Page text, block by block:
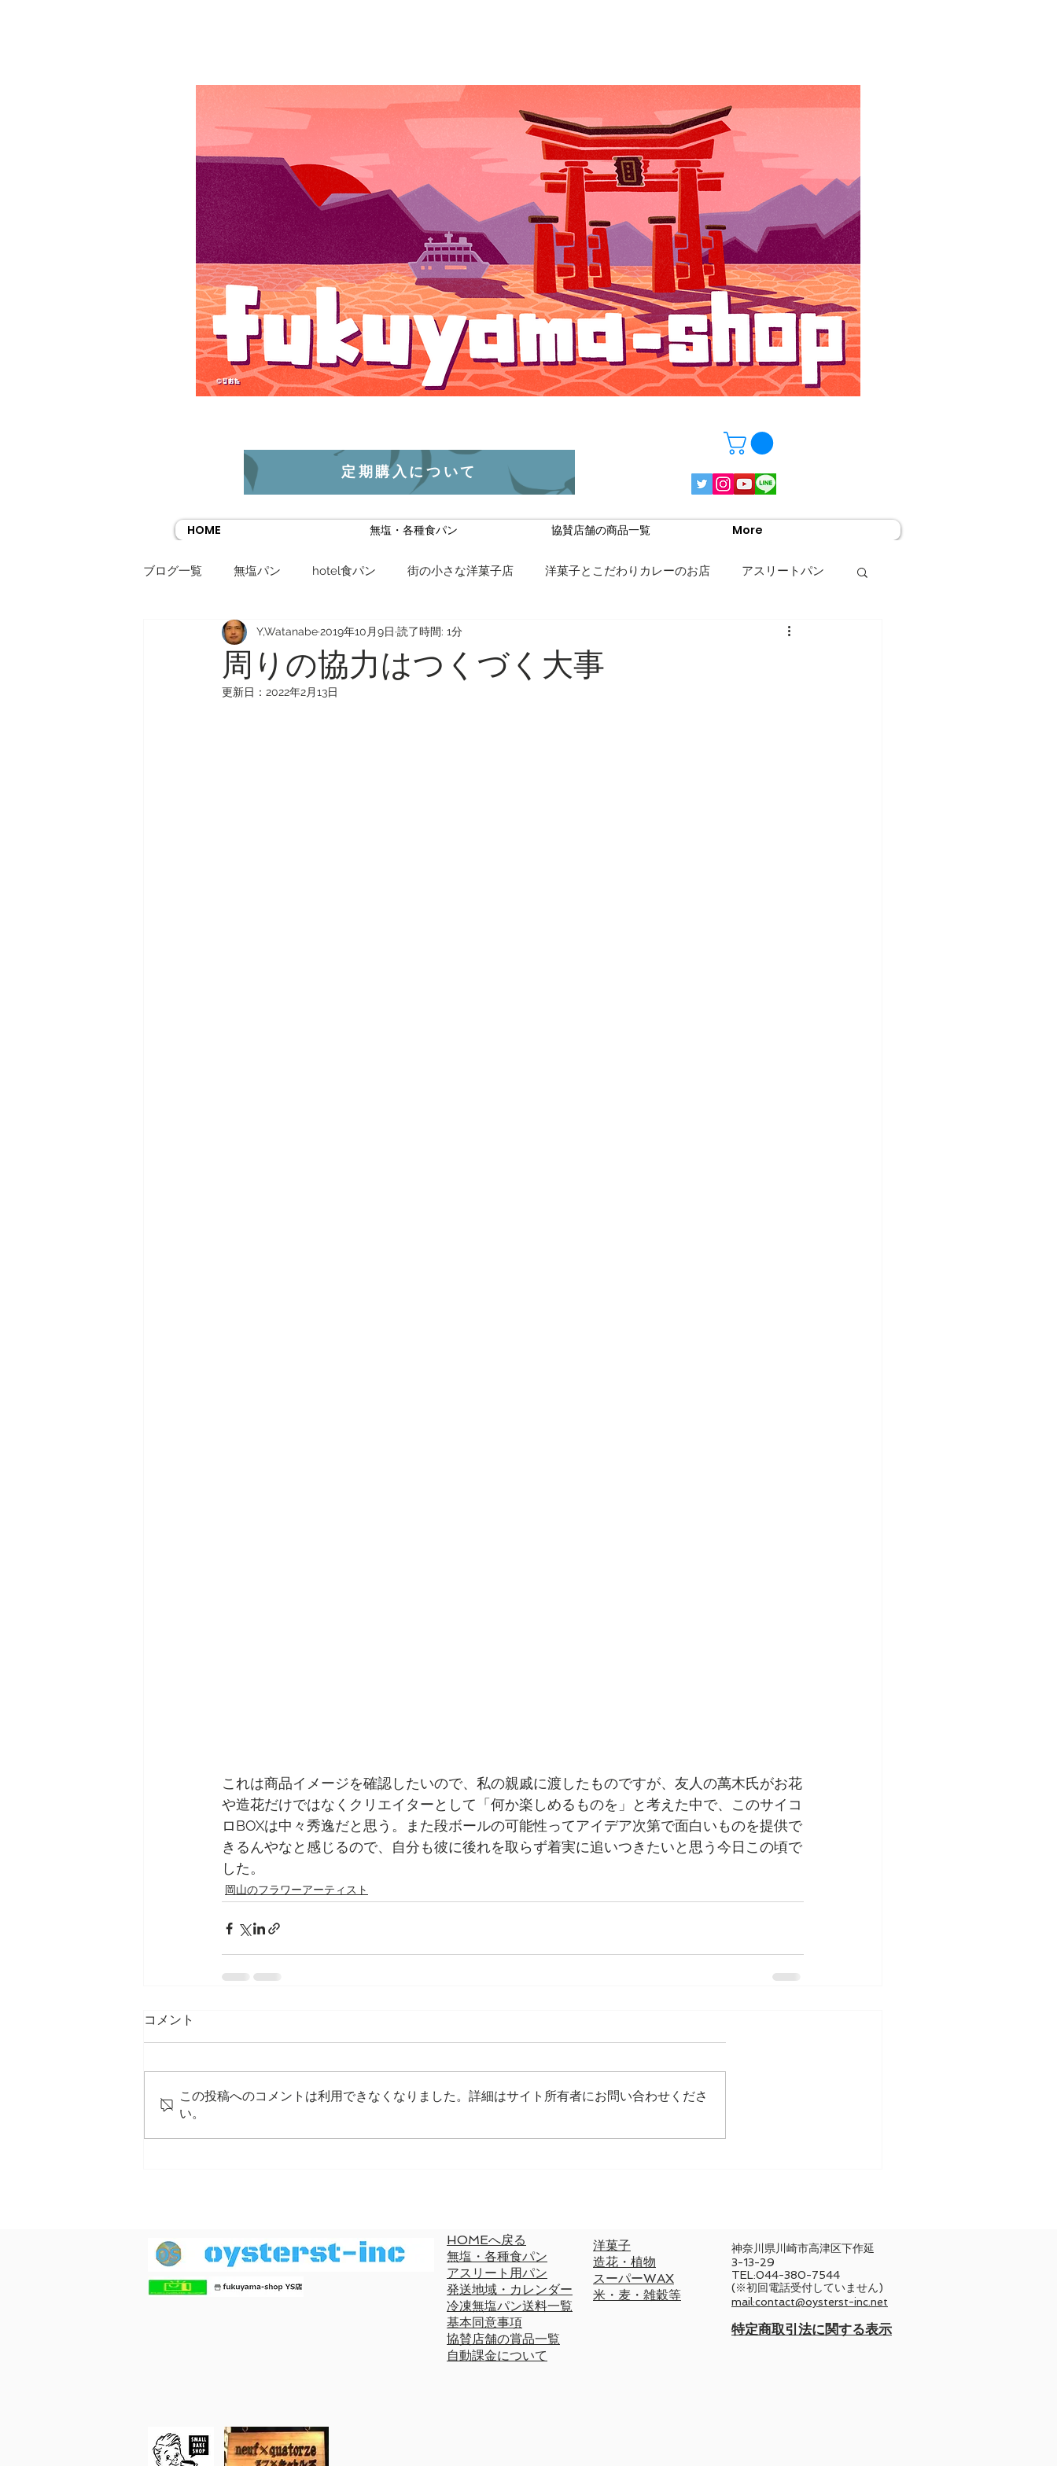
定期購入について
HOME 無塩・各種食パン 協賛店舗の商品一覧 More
ブログ一覧 無塩パン hotel食パン 街の小さな洋菓子店 洋菓子とこだわりカレーのお店 アスリートパン
岡山のフラワーアーティスト スーパーWAX
周りの協力はつくづく大事
Y,Watanabe2019年10月9日 読了時間: 1分
更新日： 2022年2月13日
これは商品イメージを確認したいので、私の親戚に渡したものですが、友人の萬木氏がお花
や造花だけではなくクリエイターとして「何か楽しめるものを」と考えた中で、このサイコ
ロBOXは中々秀逸だと思う。また段ボールの可能性ってアイデア次第で面白いものを提供で
きるんやなと感じるので、自分も彼に後れを取らず着実に追いつきたいと思う今日この頃で
した。
岡山のフラワーアーティスト
コメント
この投稿へのコメントは利用できなくなりました。詳細はサイト所有者にお問い合わせくださ
い。
HOMEへ戻る
無塩・各種食パン
​アスリート用パン
発送地域・カレンダー
冷凍無塩パン送料一覧
基本同意事項
協賛店舗の賞品一覧
自動課金について
洋菓子
造花・植物
スーパーWAX
米・麦・雑穀等
神奈川県川崎市高津区下作延
3-13-29
TEL:044-380-7544
(※初回電話受付していません)
mail:contact@oysterst-inc.net
​特定商取引法に関する表示